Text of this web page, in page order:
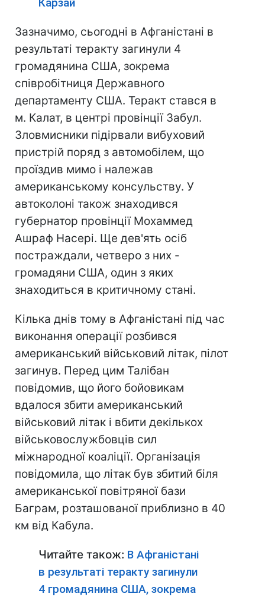
Зазначимо, сьогодні в Афганістані в
результаті теракту загинули 4
громадянина США, зокрема
співробітниця Державного
департаменту США. Теракт стався в
м. Калат, в центрі провінції Забул.
Зловмисники підірвали вибуховий
пристрій поряд з автомобілем, що
проїздив мимо і належав
американському консульству. У
автоколоні також знаходився
губернатор провінції Мохаммед
Ашраф Насері. Ще дев'ять осіб
постраждали, четверо з них -
громадяни США, один з яких
знаходиться в критичному стані.
Кілька днів тому в Афганістані під час
виконання операції розбився
американський військовий літак, пілот
загинув. Перед цим Талібан
повідомив, що його бойовикам
вдалося збити американський
військовий літак і вбити декількох
військовослужбовців сил
міжнародної коаліції. Організація
повідомила, що літак був збитий біля
американської повітряної бази
Баграм, розташованої приблизно в 40
км від Кабула.
Читайте також: В Афганістані
в результаті теракту загинули
4 громадянина США, зокрема